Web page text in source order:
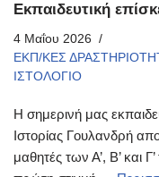
Εκπαιδευτική
4 Μαΐου 2026
ΕΚΠ/ΚΕΣ
ΙΣΤΟΛΟΓΙΟ
Η σημερινή μας
Ιστορίας Γουλανδρή
μαθητές των Α’, Β’ και